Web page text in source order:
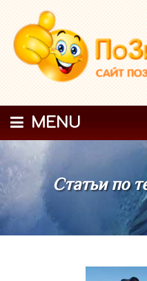
MENU
Статьи по